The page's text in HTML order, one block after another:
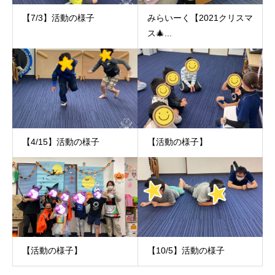
【7/3】活動の様子
みらいーく【2021クリスマ
ス🎄...
【4/15】活動の様子 【活動の様子】
【活動の様子】 【10/5】活動の様子